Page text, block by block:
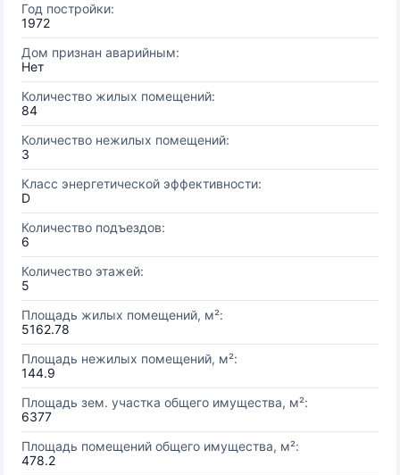
Год постройки:
1972
Дом признан аварийным:
Нет
Количество жилых помещений:
84
Количество нежилых помещений:
3
Класс энергетической эффективности:
D
Количество подъездов:
6
Количество этажей:
5
Площадь жилых помещений, м²:
5162.78
Площадь нежилых помещений, м²:
144.9
Площадь зем. участка общего имущества, м²:
6377
Площадь помещений общего имущества, м²:
478.2